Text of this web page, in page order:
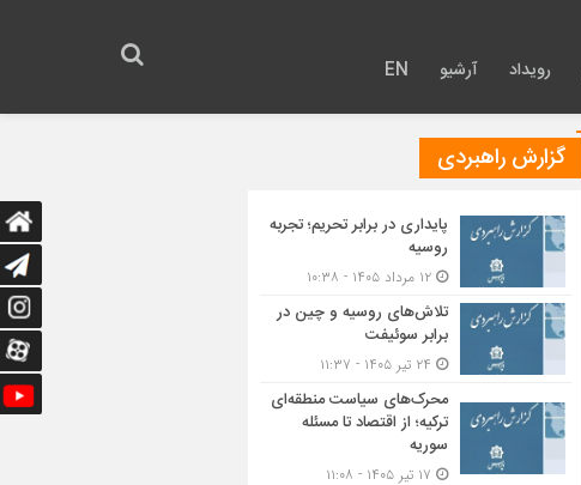
رویداد آرشیو EN
گزارش راهبردی
پایداری در برابر تحریم؛ تجربه
روسیه
تلاش‌های روسیه و چین در
برابر سوئیفت
محرک‌های سیاست منطقه‌‎ای
ترکیه؛ از اقتصاد تا مسئله
سوریه